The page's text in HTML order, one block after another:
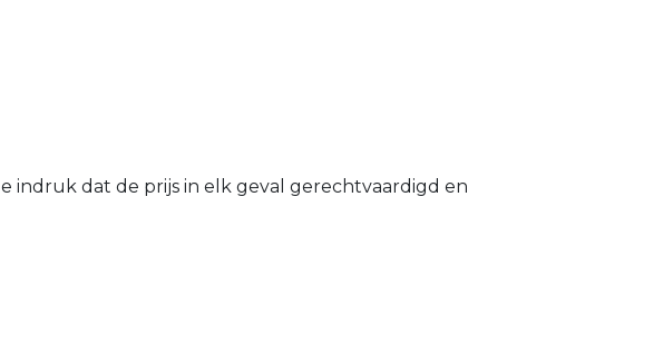
indruk dat de prijs in elk geval gerechtvaardigd en